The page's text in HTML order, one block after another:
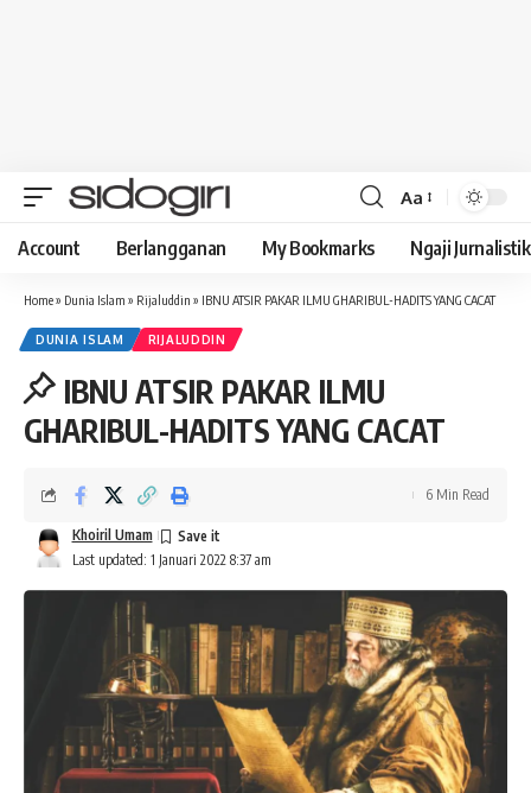
Font
Resizer
Aa
Account Berlangganan My Bookmarks Ngaji Jurnalistik
Home» Dunia Islam » Rijaluddin » IBNU ATSIR PAKAR ILMU GHARIBUL-HADITS YANG CACAT
DUNIA ISLAM RIJALUDDIN
IBNU ATSIR PAKAR ILMU
GHARIBUL-HADITS YANG CACAT
Last updated: 1 Januari 2022 8:37 am
Khoiril Umam
6 Min Read